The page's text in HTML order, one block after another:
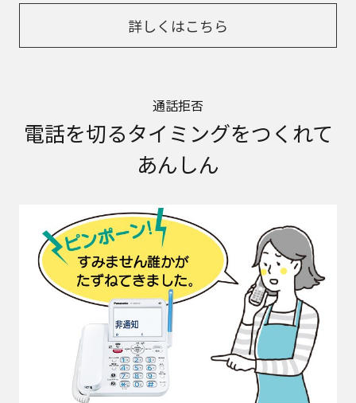
詳しくはこちら
通話拒否
電話を切るタイミングをつくれて
あんしん